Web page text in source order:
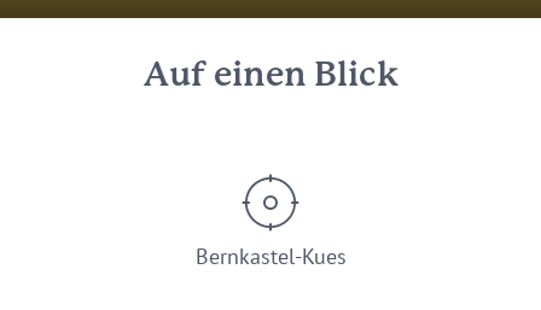
Auf einen Blick
Bernkastel-Kues